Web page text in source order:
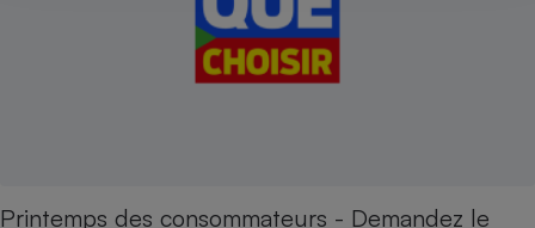
Printemps des consommateurs - Demandez le